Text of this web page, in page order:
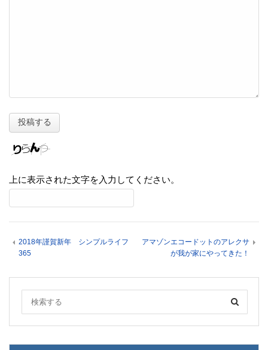
上に表示された文字を入力してください。
2018年謹賀新年 シンプルライフ
365
アマゾンエコードットのアレクサ
が我が家にやってきた！